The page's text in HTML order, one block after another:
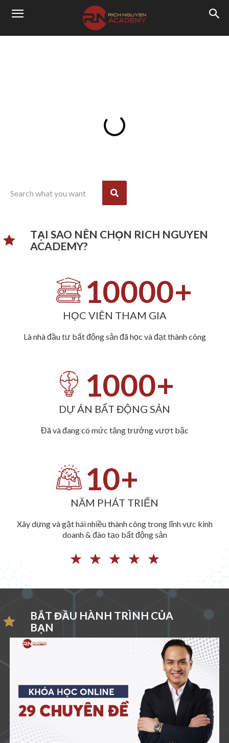
TẠI SAO NÊN CHỌN RICH NGUYEN
ACADEMY?​
10000+
HỌC VIÊN THAM GIA
Là nhà đầu tư bất động sản đã học và đạt thành công
1000+
DỰ ÁN BẤT ĐỘNG SẢN
Đã và đang có mức tăng trưởng vượt bậc
10+
NĂM PHÁT TRIỂN
Xây dựng và gặt hái nhiều thành công trong lĩnh vực kinh
doanh & đào tạo bất động sản
☆ ☆ ☆ ☆ ☆
BẮT ĐẦU HÀNH TRÌNH CỦA
BẠN